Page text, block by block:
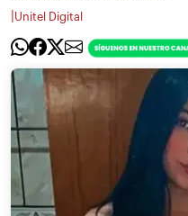
Unitel Digital